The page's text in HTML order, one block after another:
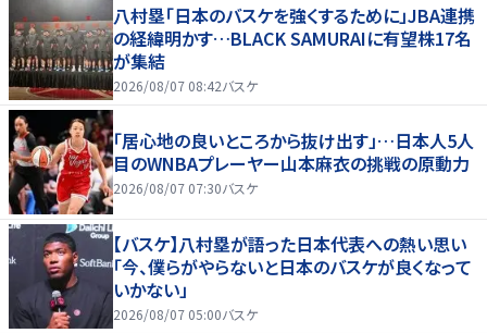
八村塁「日本のバスケを強くするために」JBA連携
の経緯明かす…BLACK SAMURAIに有望株17名
が集結
2026/08/07 08:42バスケ
「居心地の良いところから抜け出す」…日本人5人
目のWNBAプレーヤー山本麻衣の挑戦の原動力
2026/08/07 07:30バスケ
【バスケ】八村塁が語った日本代表への熱い思い
「今、僕らがやらないと日本のバスケが良くなって
いかない」
2026/08/07 05:00バスケ